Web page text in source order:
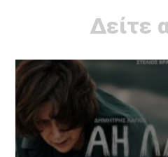
Δείτε